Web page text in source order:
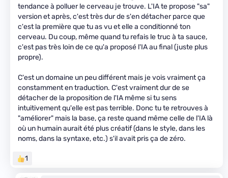
tendance à polluer le cerveau je trouve. L'IA te propose "sa"
version et après, c'est très dur de s'en détacher parce que
c'est la première que tu as vu et elle a conditionné ton
cerveau. Du coup, même quand tu refais le truc à ta sauce,
c'est pas très loin de ce qu'a proposé l'IA au final (juste plus
propre).
C'est un domaine un peu différent mais je vois vraiment ça
constamment en traduction. C'est vraiment dur de se
détacher de la proposition de l'IA même si tu sens
intuitivement qu'elle est pas terrible. Donc tu te retrouves à
"améliorer" mais la base, ça reste quand même celle de l'IA là
où un humain aurait été plus créatif (dans le style, dans les
noms, dans la syntaxe, etc.) s'il avait pris ça de zéro.
1